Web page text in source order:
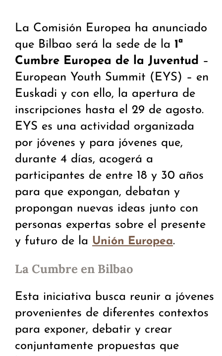
La Comisión Europea ha anunciado
que Bilbao será la sede de la 1ª
Cumbre Europea de la Juventud –
European Youth Summit (EYS) – en
Euskadi y con ello, la apertura de
inscripciones hasta el 29 de agosto.
EYS es una actividad organizada
por jóvenes y para jóvenes que,
durante 4 días, acogerá a
participantes de entre 18 y 30 años
para que expongan, debatan y
propongan nuevas ideas junto con
personas expertas sobre el presente
y futuro de la Unión Europea.
La Cumbre en Bilbao
Esta iniciativa busca reunir a jóvenes
provenientes de diferentes contextos
para exponer, debatir y crear
conjuntamente propuestas que